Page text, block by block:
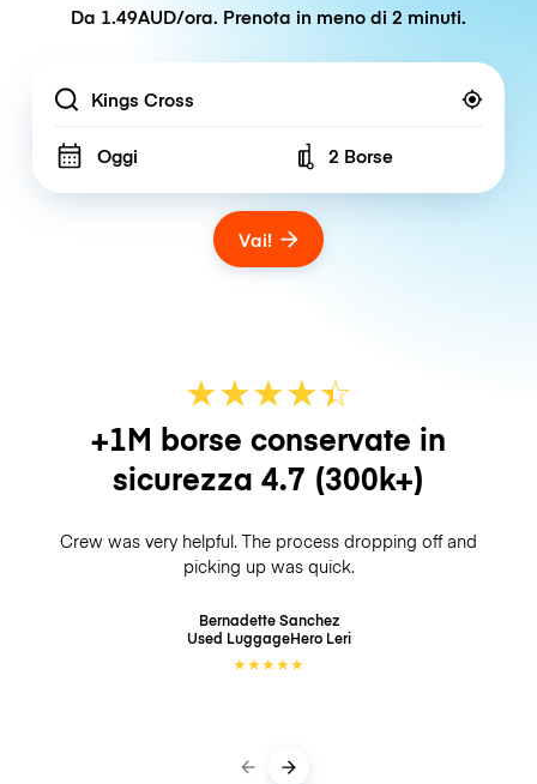
Da 1.49AUD/ora. Prenota in meno di 2 minuti.
Location
Oggi Number of bags
2 Borse
Vai!
★★★★☆
★
+1M borse conservate in
sicurezza 4.7 (300k+)
Crew was very helpful. The process dropping off and
picking up was quick.
Bernadette Sanchez
Used LuggageHero Leri
★★★★★